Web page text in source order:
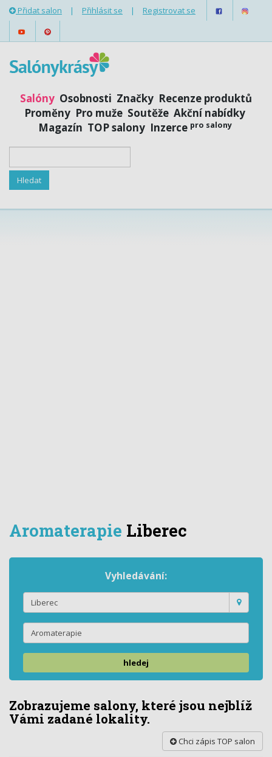
Přidat salon | Přihlásit se | Registrovat se
Salóny Osobnosti Značky Recenze produktů
Proměny Pro muže Soutěže Akční nabídky
Magazín TOP salony Inzerce pro salony
Aromaterapie Liberec
Vyhledávání:
hledej
Zobrazujeme salony, které jsou nejblíž
Vámi zadané lokality.
Chci zápis TOP salon